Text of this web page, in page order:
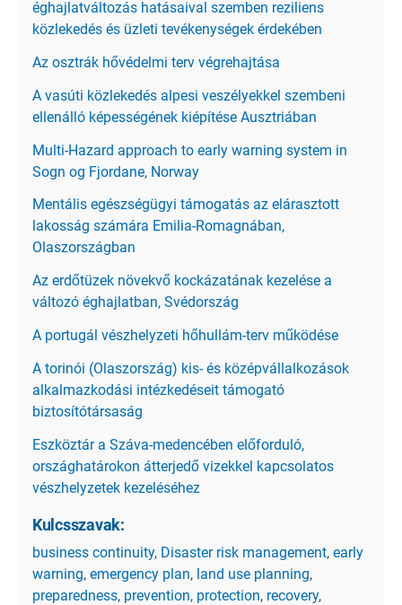
éghajlatváltozás hatásaival szemben reziliens
közlekedés és üzleti tevékenységek érdekében
Az osztrák hővédelmi terv végrehajtása
A vasúti közlekedés alpesi veszélyekkel szembeni
ellenálló képességének kiépítése Ausztriában
Multi-Hazard approach to early warning system in
Sogn og Fjordane, Norway
Mentális egészségügyi támogatás az elárasztott
lakosság számára Emilia-Romagnában,
Olaszországban
Az erdőtüzek növekvő kockázatának kezelése a
változó éghajlatban, Svédország
A portugál vészhelyzeti hőhullám-terv működése
A torinói (Olaszország) kis- és középvállalkozások
alkalmazkodási intézkedéseit támogató
biztosítótársaság
Eszköztár a Száva-medencében előforduló,
országhatárokon átterjedő vizekkel kapcsolatos
vészhelyzetek kezeléséhez
Kulcsszavak:
business continuity, Disaster risk management, early
warning, emergency plan, land use planning,
preparedness, prevention, protection, recovery,